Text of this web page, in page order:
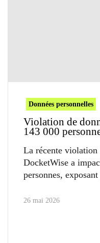
Données personnelles
Violation de
143 000
La récente violation
DocketWise a
personnes, exposant
26 mai 2026